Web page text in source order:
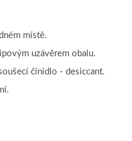
místě.
uzávěrem obalu.
činidlo - desiccant.